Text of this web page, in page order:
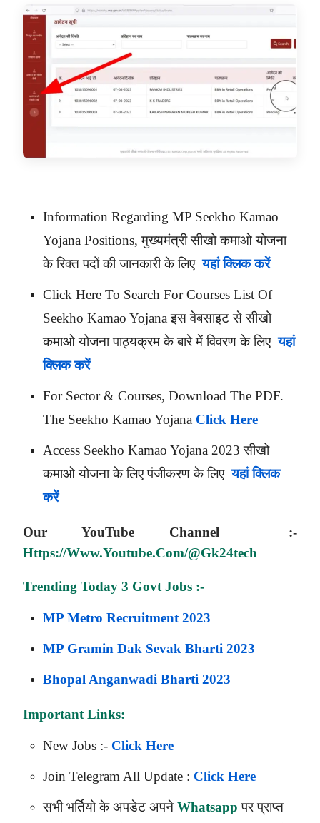
Information Regarding MP Seekho Kamao
Yojana Positions, मुख्यमंत्री सीखो कमाओ योजना
के रिक्त पदों की जानकारी के लिए यहां क्लिक करें
Click Here To Search For Courses List Of
Seekho Kamao Yojana इस वेबसाइट से सीखो
कमाओ योजना पाठ्यक्रम के बारे में विवरण के लिएयहां
क्लिक करें
For Sector & Courses, Download The PDF.
The Seekho Kamao Yojana Click Here
Access Seekho Kamao Yojana 2023 सीखो
कमाओ योजना के लिए पंजीकरण के लिएयहां क्लिक
करें
Our YouTubeChannel :-
Https://www.youtube.com/@gk24tech
Trending Today 3 Govt Jobs :-
MP Metro Recruitment 2023
MP Gramin Dak Sevak Bharti 2023
Bhopal Anganwadi Bharti 2023
Important Links:
New Jobs :- Click Here
Join Telegram All Update : Click Here
सभी भर्तियो के अपडेट अपने Whatsapp पर प्राप्त